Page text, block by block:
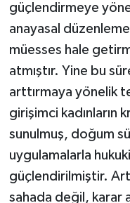
güçlendirmeye
anayasal
müesses hale
atmıştır. Yine bu
arttırmaya yönelik
girişimci kadınların
sunulmuş, doğum
uygulamalarla
güçlendirilmiştir.
sahada değil, karar